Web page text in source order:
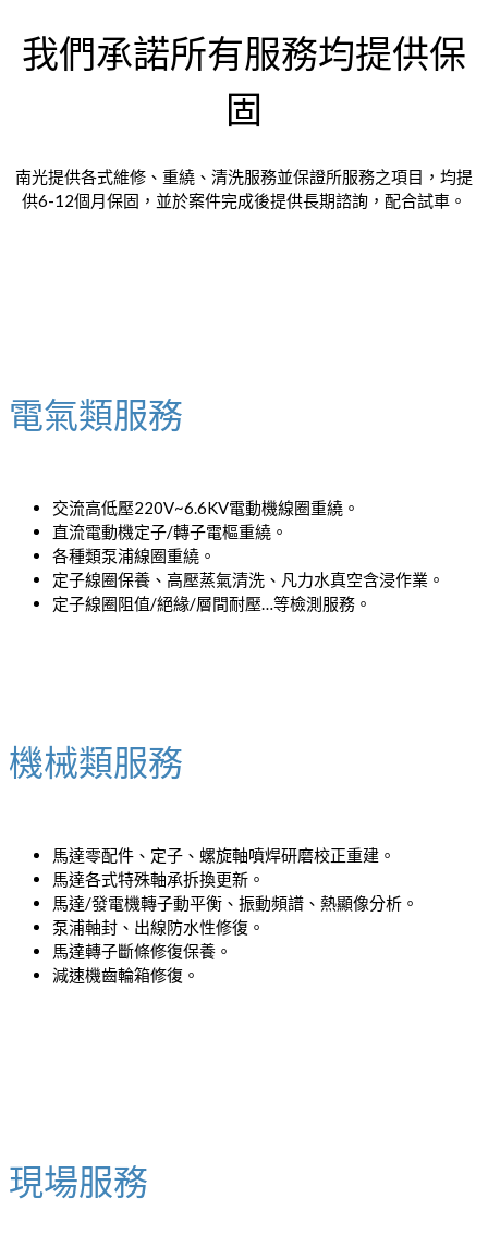
我們承諾所有服務均提供保
固
南光提供各式維修、重繞、清洗服務並保證所服務之項目，均提
供6-12個月保固，並於案件完成後提供長期諮詢，配合試車。
電氣類服務
交流高低壓220V~6.6KV電動機線圈重繞。
直流電動機定子/轉子電樞重繞。
各種類泵浦線圈重繞。
定子線圈保養、高壓蒸氣清洗、凡力水真空含浸作業。
定子線圈阻值/絕緣/層間耐壓…等檢測服務。
機械類服務
馬達零配件、定子、螺旋軸噴焊研磨校正重建。
馬達各式特殊軸承拆換更新。
馬達/發電機轉子動平衡、振動頻譜、熱顯像分析。
泵浦軸封、出線防水性修復。
馬達轉子斷條修復保養。
減速機齒輪箱修復。
現場服務